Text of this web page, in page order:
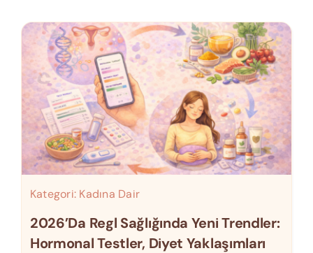
Kategori: Kadına Dair
2026’da Regl Sağlığında Yeni Trendler:
Hormonal Testler, Diyet Yaklaşımları